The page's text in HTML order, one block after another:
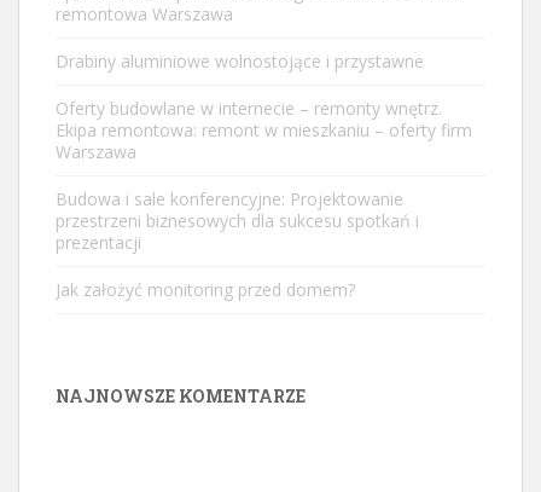
remontowa Warszawa
Drabiny aluminiowe wolnostojące i przystawne
Oferty budowlane w internecie – remonty wnętrz.
Ekipa remontowa: remont w mieszkaniu – oferty firm
Warszawa
Budowa i sale konferencyjne: Projektowanie
przestrzeni biznesowych dla sukcesu spotkań i
prezentacji
Jak założyć monitoring przed domem?
NAJNOWSZE KOMENTARZE